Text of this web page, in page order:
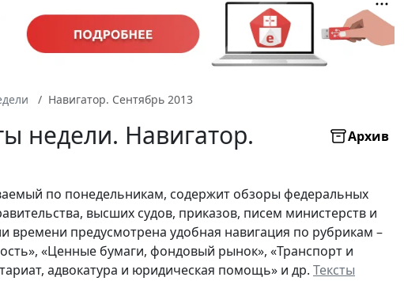
Навигатор. Сентябрь 2013
недели. Навигатор.
Архив
по понедельникам, содержит обзоры федеральных
высших судов, приказов, писем министерств и
предусмотрена удобная навигация по рубрикам –
«Ценные бумаги, фондовый рынок», «Транспорт и
адвокатура и юридическая помощь» и др. Тексты